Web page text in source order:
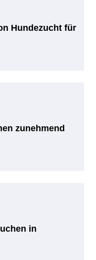
Hundezucht für
zunehmend
in